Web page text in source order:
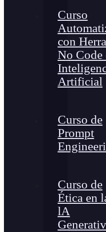
Curso
con
No Code
Artificial
Curso de
Prompt
Curso de
Ética en
lA